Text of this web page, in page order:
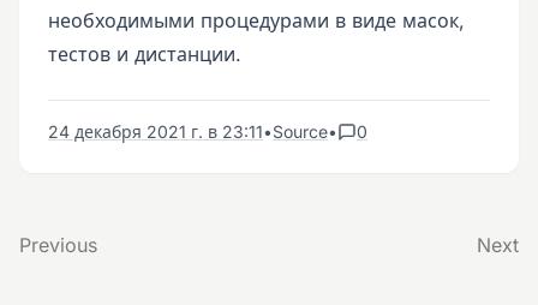
необходимыми процедурами в виде масок,
тестов и дистанции.
24 декабря 2021 г. в 23:11•Source• 0
Previous Next